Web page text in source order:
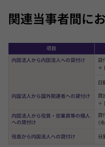
関連当事者間に